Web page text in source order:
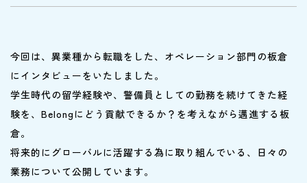
今回は、異業種から転職をした、オペレーション部門の板倉
にインタビューをいたしました。
学生時代の留学経験や、警備員としての勤務を続けてきた経
験を、Belongにどう貢献できるか？を考えながら邁進する板
倉。
将来的にグローバルに活躍する為に取り組んでいる、日々の
業務について公開しています。